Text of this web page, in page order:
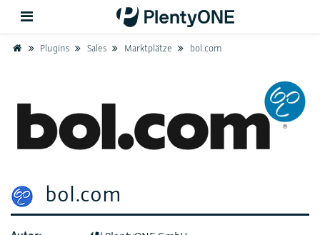
Support
Einrichtung
Hardware
HomePlugins Sales Marktplätze bol.com
bol.com